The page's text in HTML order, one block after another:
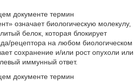
документе термин
означает биологическую молекулу,
белок, которая блокирует
рецептора на любом биологическом
сохранение и/или рост опухоли или
иммунный ответ.
документе термин